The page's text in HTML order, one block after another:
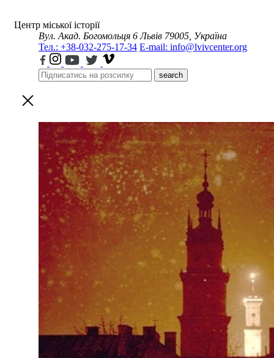
Центр міської історії
Вул. Акад. Богомольця 6 Львів 79005, Україна
Тел.: +38-032-275-17-34 E-mail: info@lvivcenter.org
search